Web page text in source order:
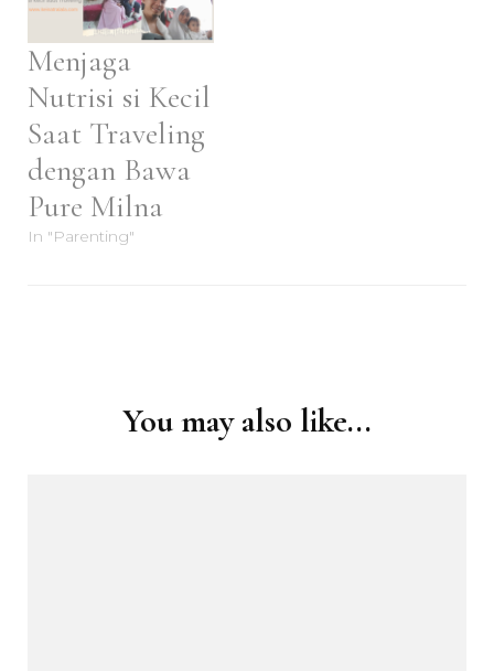
Menjaga
Nutrisi si Kecil
Saat Traveling
dengan Bawa
Pure Milna
In "Parenting"
You may also like...